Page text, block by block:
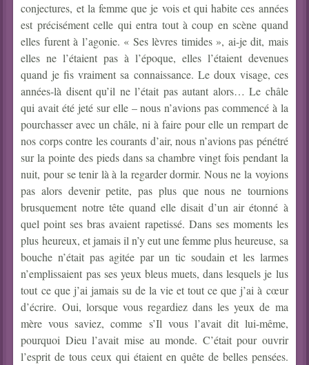
conjectures, et la femme que je vois et qui habite ces années
est précisément celle qui entra tout à coup en scène quand
elles furent à l’agonie. « Ses lèvres timides », ai-je dit, mais
elles ne l’étaient pas à l’époque, elles l’étaient devenues
quand je fis vraiment sa connaissance. Le doux visage, ces
années-là disent qu’il ne l’était pas autant alors… Le châle
qui avait été jeté sur elle – nous n’avions pas commencé à la
pourchasser avec un châle, ni à faire pour elle un rempart de
nos corps contre les courants d’air, nous n’avions pas pénétré
sur la pointe des pieds dans sa chambre vingt fois pendant la
nuit, pour se tenir là à la regarder dormir. Nous ne la voyions
pas alors devenir petite, pas plus que nous ne tournions
brusquement notre tête quand elle disait d’un air étonné à
quel point ses bras avaient rapetissé. Dans ses moments les
plus heureux, et jamais il n’y eut une femme plus heureuse, sa
bouche n’était pas agitée par un tic soudain et les larmes
n’emplissaient pas ses yeux bleus muets, dans lesquels je lus
tout ce que j’ai jamais su de la vie et tout ce que j’ai à cœur
d’écrire. Oui, lorsque vous regardiez dans les yeux de ma
mère vous saviez, comme s’Il vous l’avait dit lui-même,
pourquoi Dieu l’avait mise au monde. C’était pour ouvrir
l’esprit de tous ceux qui étaient en quête de belles pensées.